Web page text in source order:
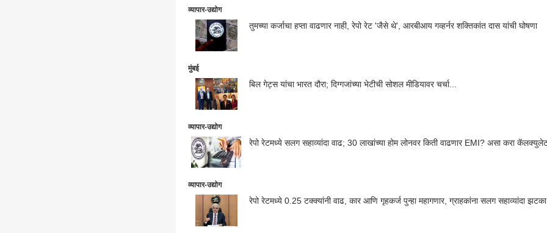
व्यापार-उद्योग
तुमच्या कर्जाचा हप्ता वाढणार नाही, रेपो रेट 'जैसे थे', आरबीआय गव्हर्नर शक्तिकांत दास यांची घोषणा
मुंबई
बिल गेट्स यांचा भारत दौरा; दिग्गजांच्या भेटीची सोशल मीडियावर चर्चा...
व्यापार-उद्योग
रेपो रेटमध्ये सलग सहाव्यांदा वाढ; 30 लाखांच्या होम लोनवर किती वाढणार EMI? असा करा
व्यापार-उद्योग
रेपो रेटमध्ये 0.25 टक्क्यांनी वाढ, कार आणि गृहकर्ज पुन्हा महागणार, ग्राहकांना सलग सहाव्यांदा झटका